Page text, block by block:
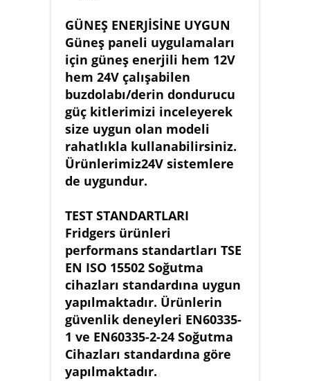
GÜNEŞ ENERJİSİNE UYGUN
Güneş paneli uygulamaları
için güneş enerjili hem 12V
hem 24V çalışabilen
buzdolabı/derin dondurucu
güç kitlerimizi inceleyerek
size uygun olan modeli
rahatlıkla kullanabilirsiniz.
Ürünlerimiz24V sistemlere
de uygundur.
TEST STANDARTLARI
Fridgers ürünleri
performans standartları TSE
EN ISO 15502 Soğutma
cihazları standardına uygun
yapılmaktadır. Ürünlerin
güvenlik deneyleri EN60335-
1 ve EN60335-2-24 Soğutma
Cihazları standardına göre
yapılmaktadır.